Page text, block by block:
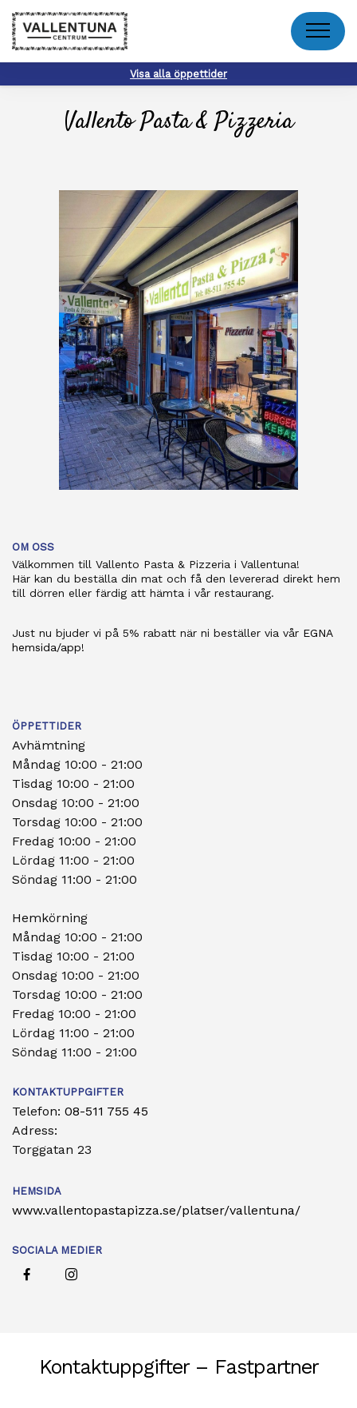
Meny
Visa alla öppettider
Vallento Pasta & Pizzeria
OM OSS
Välkommen till Vallento Pasta & Pizzeria i Vallentuna!
Här kan du beställa din mat och få den levererad direkt hem
till dörren eller färdig att hämta i vår restaurang.
Just nu bjuder vi på 5% rabatt när ni beställer via vår EGNA
hemsida/app!
ÖPPETTIDER
Avhämtning
Måndag 10:00 - 21:00
Tisdag 10:00 - 21:00
Onsdag 10:00 - 21:00
Torsdag 10:00 - 21:00
Fredag 10:00 - 21:00
Lördag 11:00 - 21:00
Söndag 11:00 - 21:00
Hemkörning
Måndag 10:00 - 21:00
Tisdag 10:00 - 21:00
Onsdag 10:00 - 21:00
Torsdag 10:00 - 21:00
Fredag 10:00 - 21:00
Lördag 11:00 - 21:00
Söndag 11:00 - 21:00
KONTAKTUPPGIFTER
Telefon: 08-511 755 45
Adress:
Torggatan 23
HEMSIDA
www.vallentopastapizza.se/platser/vallentuna/
SOCIALA MEDIER
Kontaktuppgifter – Fastpartner